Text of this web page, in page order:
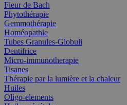
Fleur de Bach
Phytothérapie
Gemmothérapie
Homéopathie
Tubes Granules-Globuli
Dentifrice
Micro-immunotherapie
Tisanes
Thérapie par la lumière et la chaleur
Huiles
Oligo-elements